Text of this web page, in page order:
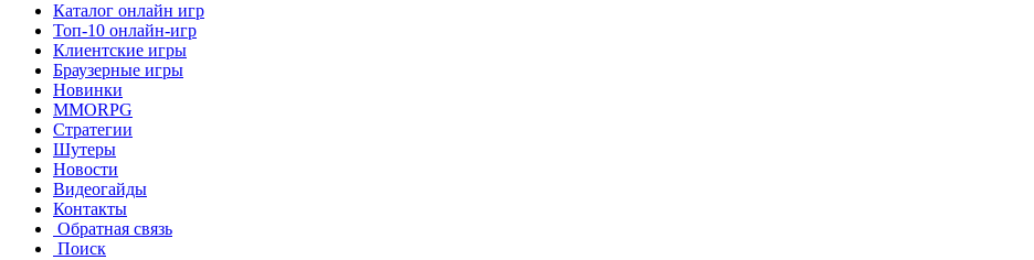
Каталог онлайн игр
Топ-10 онлайн-игр
Клиентские игры
Браузерные игры
Новинки
MMORPG
Стратегии
Шутеры
Новости
Видеогайды
Контакты
Обратная связь
Поиск